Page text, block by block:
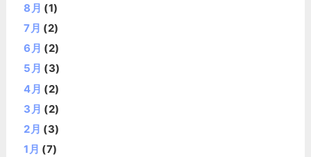
8月 (1)
7月 (2)
6月 (2)
5月 (3)
4月 (2)
3月 (2)
2月 (3)
1月 (7)